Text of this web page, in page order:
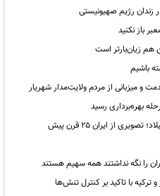
زندان رژیم صهیونیستی
باز نکنید
هم زیان‌بارتر است
باشیم
را نگه نداشتند همه سهیم هستند
با تاکید بر کنترل تنش‌ها